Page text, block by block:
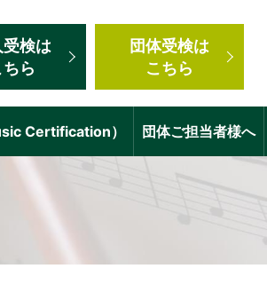
検は
ちら
団体受検は
こちら
Certification） 団体ご担当者様へ